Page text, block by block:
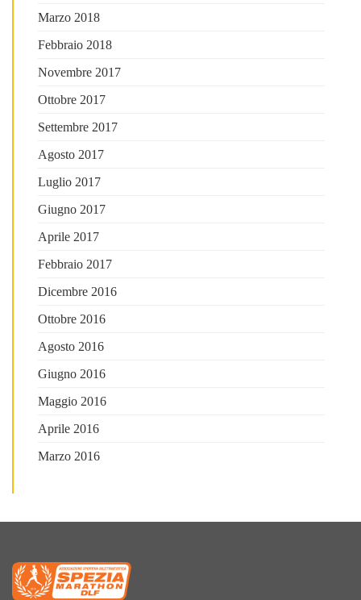
Marzo 2018
Febbraio 2018
Novembre 2017
Ottobre 2017
Settembre 2017
Agosto 2017
Luglio 2017
Giugno 2017
Aprile 2017
Febbraio 2017
Dicembre 2016
Ottobre 2016
Agosto 2016
Giugno 2016
Maggio 2016
Aprile 2016
Marzo 2016